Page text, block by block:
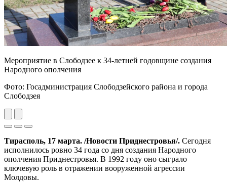
Мероприятие в Слободзее к 34-летней годовщине создания
Народного ополчения
Фото: Госадминистрация Слободзейского района и города
Слободзея
Previous
Next
Тирасполь, 17 марта. /Новости Приднестровья/. Сегодня
исполнилось ровно 34 года со дня создания Народного
ополчения Приднестровья. В 1992 году оно сыграло
ключевую роль в отражении вооруженной агрессии
Молдовы.